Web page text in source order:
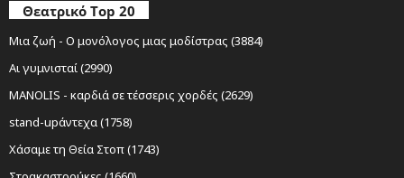
Θεατρικό Top 20
Μια ζωή - Ο μονόλογος μιας μοδίστρας (3884)
Αι γυμνισταί (2990)
MANOLIS - καρδιά σε τέσσερις χορδές (2629)
stand-upάντεχα (1758)
Χάσαμε τη Θεία Στοπ (1743)